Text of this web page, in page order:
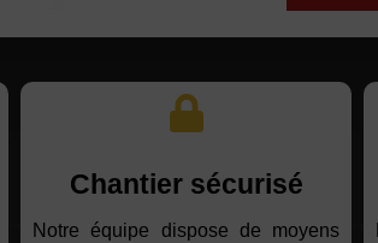
Chantier sécurisé
Notre équipe dispose de moyens